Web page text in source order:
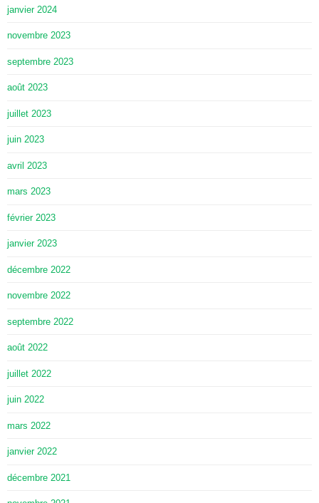
janvier 2024
novembre 2023
septembre 2023
août 2023
juillet 2023
juin 2023
avril 2023
mars 2023
février 2023
janvier 2023
décembre 2022
novembre 2022
septembre 2022
août 2022
juillet 2022
juin 2022
mars 2022
janvier 2022
décembre 2021